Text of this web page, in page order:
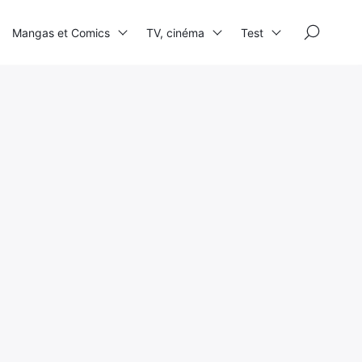
Mangas et Comics TV, cinéma Test